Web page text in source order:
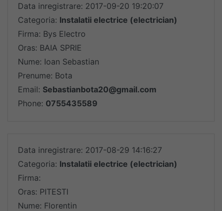
Data inregistrare: 2017-09-20 19:20:07
Categoria: Instalatii electrice (electrician)
Firma: Bys Electro
Oras: BAIA SPRIE
Nume: Ioan Sebastian
Prenume: Bota
Email: Sebastianbota20@gmail.com
Phone: 0755435589
Data inregistrare: 2017-08-29 14:16:27
Categoria: Instalatii electrice (electrician)
Firma:
Oras: PITESTI
Nume: Florentin